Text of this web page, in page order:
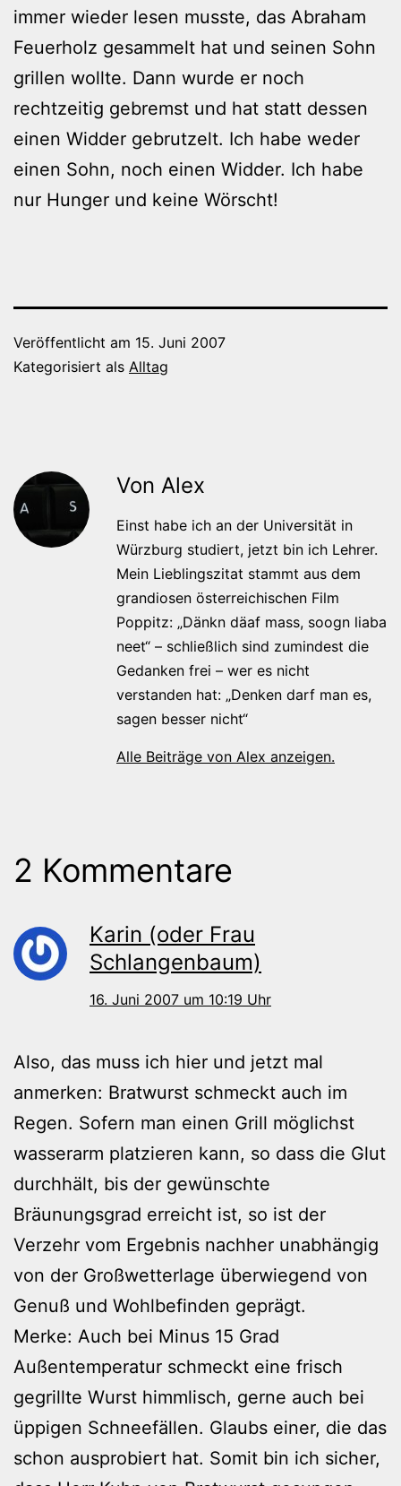
immer wieder lesen musste, das Abraham
Feuerholz gesammelt hat und seinen Sohn
grillen wollte. Dann wurde er noch
rechtzeitig gebremst und hat statt dessen
einen Widder gebrutzelt. Ich habe weder
einen Sohn, noch einen Widder. Ich habe
nur Hunger und keine Wörscht!
Veröffentlicht am 15. Juni 2007
Kategorisiert als Alltag
Von Alex
Einst habe ich an der Universität in
Würzburg studiert, jetzt bin ich Lehrer.
Mein Lieblingszitat stammt aus dem
grandiosen österreichischen Film
Poppitz: „Dänkn däaf mass, soogn liaba
neet“ – schließlich sind zumindest die
Gedanken frei – wer es nicht
verstanden hat: „Denken darf man es,
sagen besser nicht“
Alle Beiträge von Alex anzeigen.
2 Kommentare
Karin (oder Frau
Schlangenbaum)
16. Juni 2007 um 10:19 Uhr
Also, das muss ich hier und jetzt mal
anmerken: Bratwurst schmeckt auch im
Regen. Sofern man einen Grill möglichst
wasserarm platzieren kann, so dass die Glut
durchhält, bis der gewünschte
Bräunungsgrad erreicht ist, so ist der
Verzehr vom Ergebnis nachher unabhängig
von der Großwetterlage überwiegend von
Genuß und Wohlbefinden geprägt.
Merke: Auch bei Minus 15 Grad
Außentemperatur schmeckt eine frisch
gegrillte Wurst himmlisch, gerne auch bei
üppigen Schneefällen. Glaubs einer, die das
schon ausprobiert hat. Somit bin ich sicher,